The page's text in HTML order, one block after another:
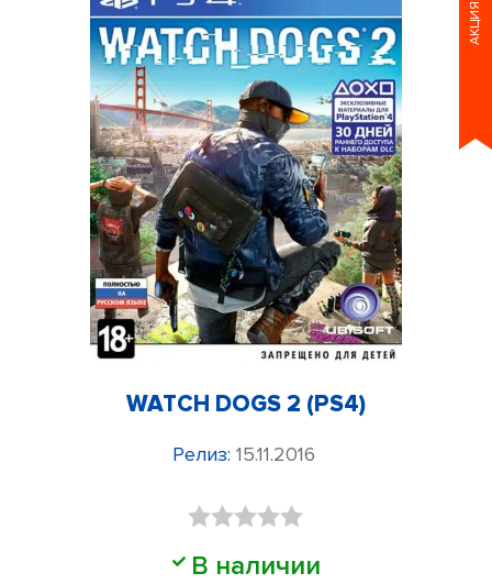
АКЦИЯ
WATCH DOGS 2 (PS4)
Релиз: 15.11.2016
В наличии